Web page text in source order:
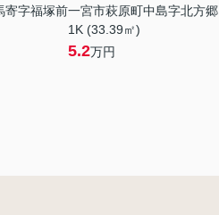
寄字福塚前一宮市萩原町中島字北方郷
1K (33.39㎡)
5.2万円